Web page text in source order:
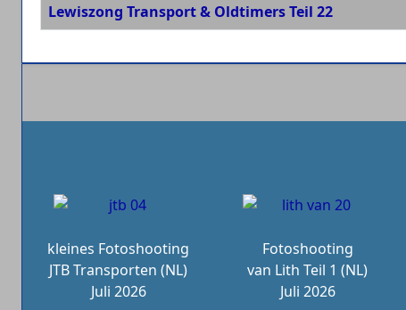
Lewiszong Transport & Oldtimers Teil 22
kleines Fotoshooting
JTB Transporten (NL)
Juli 2026
Fotoshooting
van Lith Teil 1 (NL)
Juli 2026